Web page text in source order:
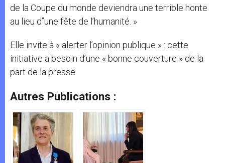
de la Coupe du monde deviendra une terrible honte
au lieu d’’une fête de l’humanité. »
Elle invite à « alerter l’opinion publique » : cette
initiative a besoin d’une « bonne couverture » de la
part de la presse.
Autres Publications :